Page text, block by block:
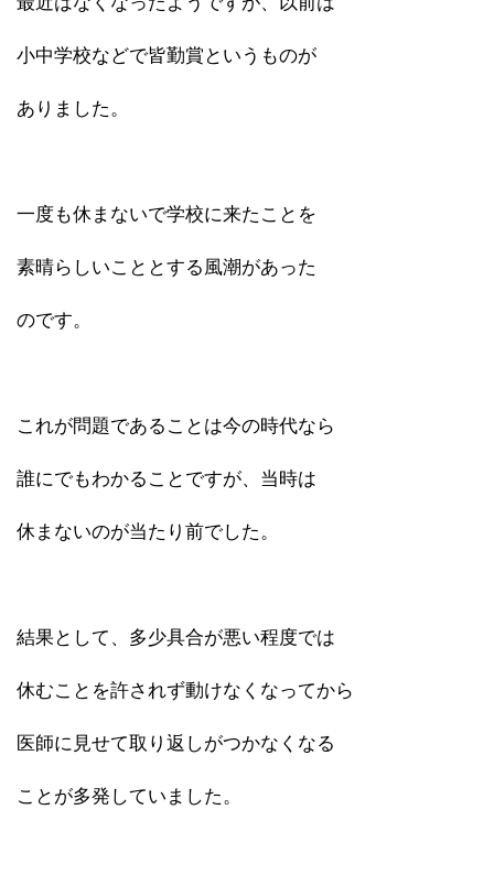
小中学校などで皆勤賞というものが
ありました。
一度も休まないで学校に来たことを
素晴らしいこととする風潮があった
のです。
これが問題であることは今の時代なら
誰にでもわかることですが、当時は
休まないのが当たり前でした。
結果として、多少具合が悪い程度では
休むことを許されず動けなくなってから
医師に見せて取り返しがつかなくなる
ことが多発していました。